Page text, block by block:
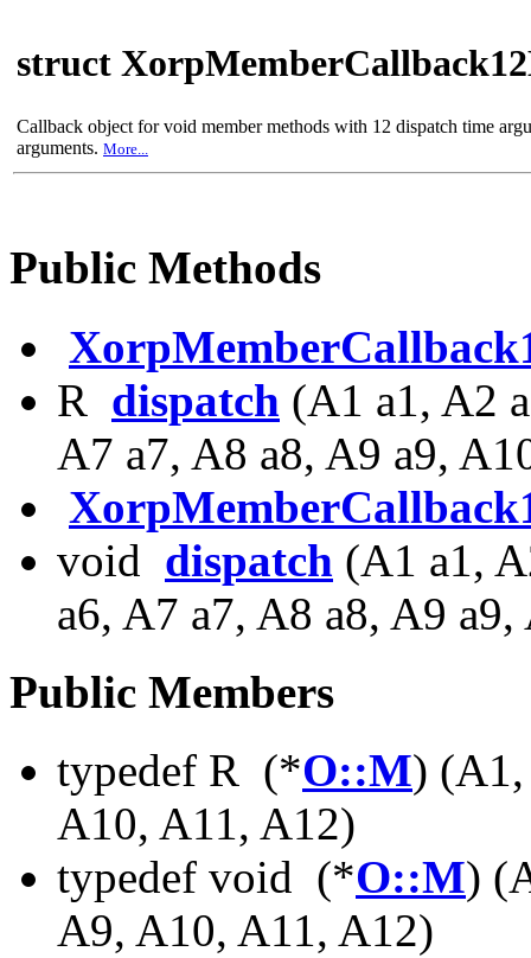
struct
Callback object for void member methods with 12 dispatch time
arguments. More...
Public Methods
R dispatch (A1 a1, A2
A7 a7, A8 a8, A9 a9,
void dispatch (A1 a1,
a6, A7 a7, A8 a8, A9
Public Members
typedef R (*O::M)
A10, A11, A12)
typedef void (*O::M)
A9, A10, A11, A12)